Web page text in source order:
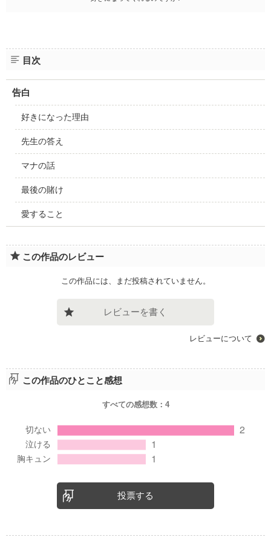
目次
告白
好きになった理由
先生の答え
マナの話
最後の賭け
愛すること
この作品のレビュー
この作品には、まだ投稿されていません。
レビューを書く
レビューについて
この作品のひとこと感想
すべての感想数： 4
投票する